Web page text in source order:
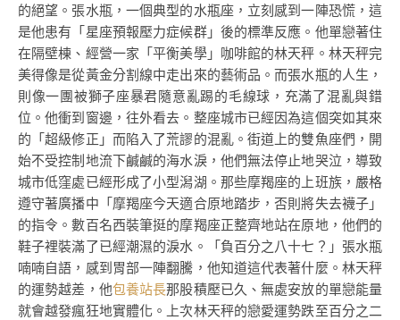
的絕望。張水瓶，一個典型的水瓶座，立刻感到一陣恐慌，這
是他患有「星座預報壓力症候群」後的標準反應。他單戀著住
在隔壁棟、經營一家「平衡美學」咖啡館的林天秤。林天秤完
美得像是從黃金分割線中走出來的藝術品。而張水瓶的人生，
則像一團被獅子座暴君隨意亂踢的毛線球，充滿了混亂與錯
位。他衝到窗邊，往外看去。整座城市已經因為這個突如其來
的「超級修正」而陷入了荒謬的混亂。街道上的雙魚座們，開
始不受控制地流下鹹鹹的海水淚，他們無法停止地哭泣，導致
城市低窪處已經形成了小型潟湖。那些摩羯座的上班族，嚴格
遵守著廣播中「摩羯座今天適合原地踏步，否則將失去襪子」
的指令。數百名西裝筆挺的摩羯座正整齊地站在原地，他們的
鞋子裡裝滿了已經潮濕的淚水。「負百分之八十七？」張水瓶
喃喃自語，感到胃部一陣翻騰，他知道這代表著什麼。林天秤
的運勢越差，他包養站長那股積壓已久、無處安放的單戀能量
就會越發瘋狂地實體化。上次林天秤的戀愛運勢跌至百分之二